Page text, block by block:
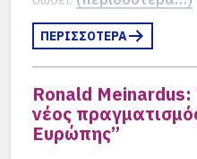
Λίγες ημέρες μετά τη
Journal έγραψε ότι ο
στην επιχείρηση κατά
Νικολάς Μαδούρο, κάτι
στόχους της Anthropic
Κρος να εξηγήσει τι
(περισσότερα…)
ΠΕΡΙΣΣΟΤΕΡΑ
Ronald
νέος
Ευρώπης”